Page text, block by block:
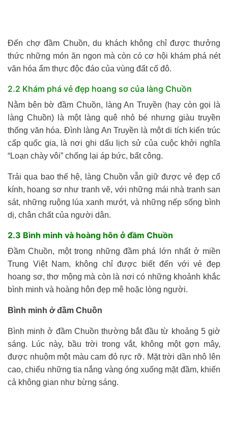
Đến chợ đầm Chuồn, du khách không chỉ được thưởng
thức những món ăn ngon mà còn có cơ hội khám phá nét
văn hóa ẩm thực độc đáo của vùng đất cố đô.
2.2 Khám phá vẻ đẹp hoang sơ của làng Chuồn
Nằm bên bờ đầm Chuồn, làng An Truyền (hay còn gọi là
làng Chuồn) là một làng quê nhỏ bé nhưng giàu truyền
thống văn hóa. Đình làng An Truyền là một di tích kiến trúc
cấp quốc gia, là nơi ghi dấu lịch sử của cuộc khởi nghĩa
“Loạn chày vôi” chống lại áp bức, bất công.
Trải qua bao thế hệ, làng Chuồn vẫn giữ được vẻ đẹp cổ
kính, hoang sơ như tranh vẽ, với những mái nhà tranh san
sát, những ruộng lúa xanh mướt, và những nếp sống bình
dị, chân chất của người dân.
2.3 Bình minh và hoàng hôn ở đầm Chuồn
Đầm Chuồn, một trong những đầm phá lớn nhất ở miền
Trung Việt Nam, không chỉ được biết đến với vẻ đẹp
hoang sơ, thơ mộng mà còn là nơi có những khoảnh khắc
bình minh và hoàng hôn đẹp mê hoặc lòng người.
Bình minh ở đầm Chuồn
Bình minh ở đầm Chuồn thường bắt đầu từ khoảng 5 giờ
sáng. Lúc này, bầu trời trong vắt, không một gợn mây,
được nhuộm một màu cam đỏ rực rỡ. Mặt trời dần nhô lên
cao, chiếu những tia nắng vàng óng xuống mặt đầm, khiến
cả không gian như bừng sáng.